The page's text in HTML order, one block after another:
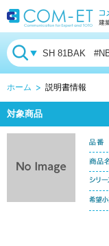
ホーム 説明書情報
対象商品